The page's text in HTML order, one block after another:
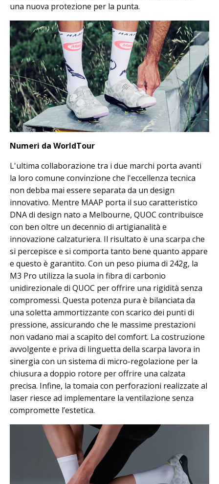
una nuova protezione per la punta.
Numeri da WorldTour
L'ultima collaborazione tra i due marchi porta avanti
la loro comune convinzione che l'eccellenza tecnica
non debba mai essere separata da un design
innovativo. Mentre MAAP porta il suo caratteristico
DNA di design nato a Melbourne, QUOC contribuisce
con ben oltre un decennio di artigianalità e
innovazione calzaturiera. Il risultato è una scarpa che
si percepisce e si comporta tanto bene quanto appare
e questo è garantito. Con un peso piuma di 242g, la
M3 Pro utilizza la suola in fibra di carbonio
unidirezionale di QUOC per offrire una rigidità senza
compromessi. Questa potenza pura è bilanciata da
una soletta ammortizzante con scarico dei punti di
pressione, assicurando che le massime prestazioni
non vadano mai a scapito del comfort. La costruzione
avvolgente e priva di linguetta della scarpa lavora in
sinergia con un sistema di micro-regolazione per la
chiusura a doppio rotore per offrire una calzata
precisa. Infine, la tomaia con perforazioni realizzate al
laser riesce ad implementare la ventilazione senza
compromette l’estetica.